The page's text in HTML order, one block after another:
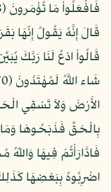
قَالُواْ ادْعُ لَنَا رَبَّكَ
الأَرْضَ وَلاَ تَسْقِي
اضْرِبُوهُ بِبَعْضِهَا